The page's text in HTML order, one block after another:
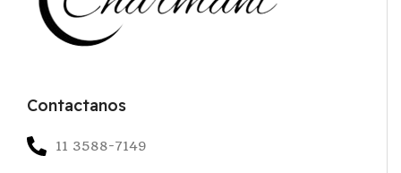
Contactanos
11 3588-7149